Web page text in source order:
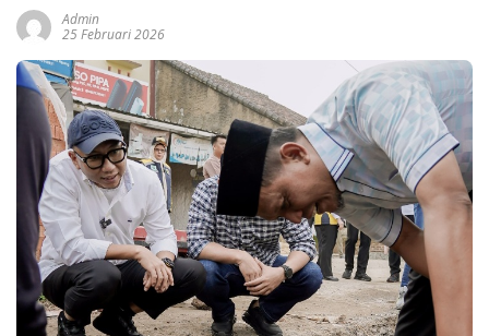
Admin
25 Februari 2026